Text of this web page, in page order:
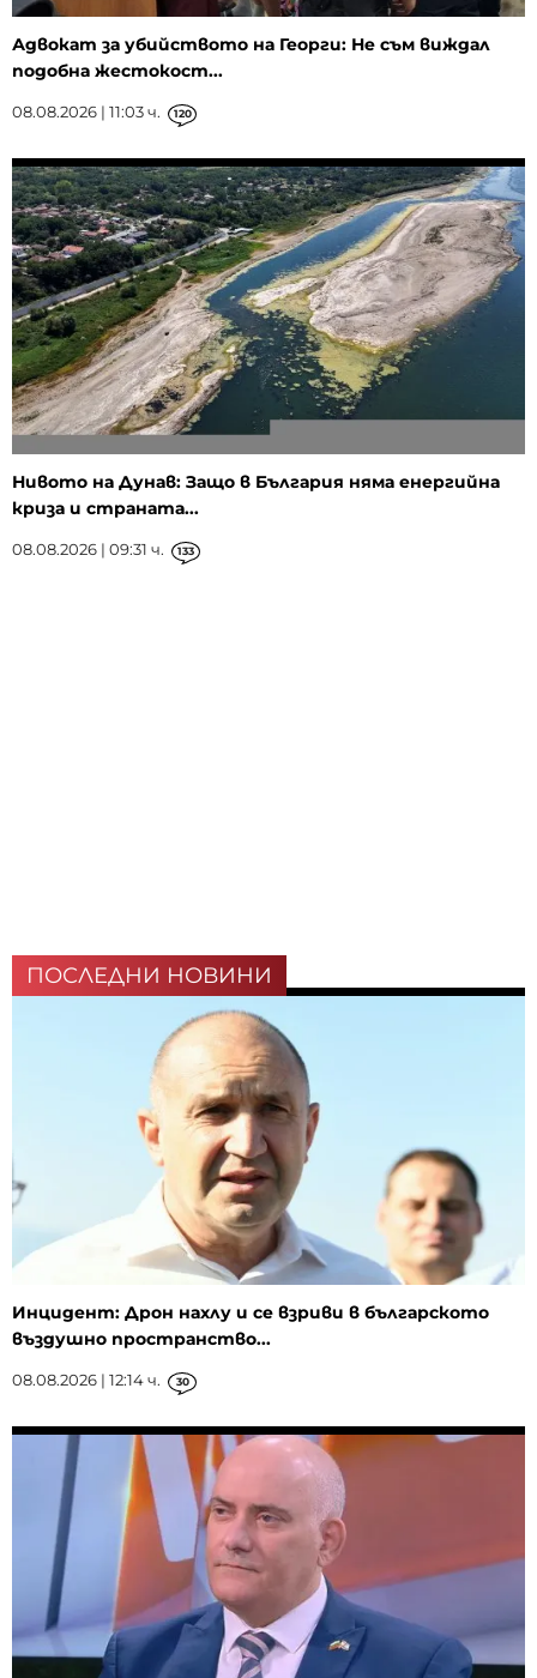
Адвокат за убийството на Георги: Не съм виждал
подобна жестокост...
08.08.2026 | 11:03 ч. 120
Нивото на Дунав: Защо в България няма енергийна
криза и страната...
08.08.2026 | 09:31 ч. 133
ПОСЛЕДНИ НОВИНИ
Инцидент: Дрон нахлу и се взриви в българското
въздушно пространство...
08.08.2026 | 12:14 ч. 30